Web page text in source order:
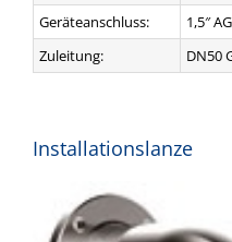
Geräteanschluss:
1,5″
Zuleitung:
DN50
Installationslanze